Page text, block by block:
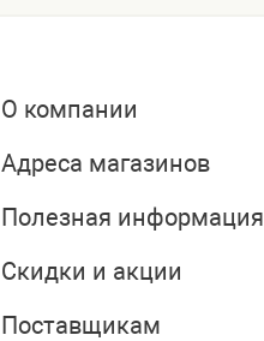
О компании
Адреса магазинов
Полезная информация
Скидки и акции
Поставщикам